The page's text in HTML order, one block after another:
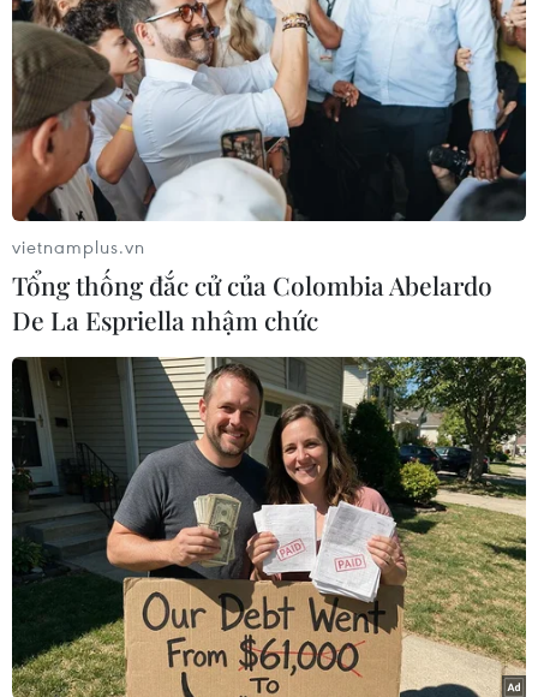
Các Ngoại trưởng NATO họp bàn giải
quyết thách thức an ninh
06/12/2016 23:51
Ngoại trưởng các nước thuộc Tổ chức Hiệp ước Bắc Đại
Tây Dương (NATO) đã bắt đầu cuộc họp 2 ngày tại
Brussels (Bỉ), tập trung vào thảo luận về việc thích ứng
của khối với các thách thức an ninh.
vietnamplus.vn
Tổng thống đắc cử của Colombia Abelardo
De La Espriella nhậm chức